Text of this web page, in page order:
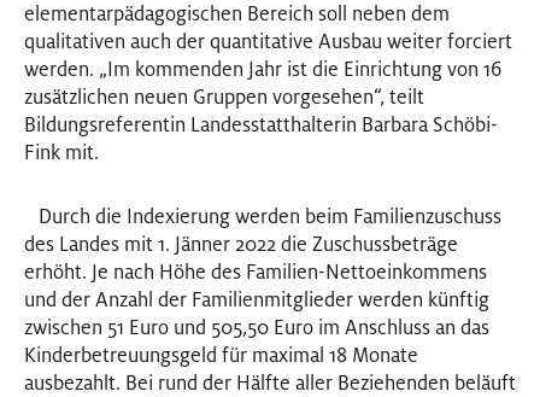
elementarpädagogischen Bereich soll neben dem
qualitativen auch der quantitative Ausbau weiter forciert
werden. „Im kommenden Jahr ist die Einrichtung von 16
zusätzlichen neuen Gruppen vorgesehen“, teilt
Bildungsreferentin Landesstatthalterin Barbara Schöbi-
Fink mit.
Durch die Indexierung werden beim Familienzuschuss
des Landes mit 1. Jänner 2022 die Zuschussbeträge
erhöht. Je nach Höhe des Familien-Nettoeinkommens
und der Anzahl der Familienmitglieder werden künftig
zwischen 51 Euro und 505,50 Euro im Anschluss an das
Kinderbetreuungsgeld für maximal 18 Monate
ausbezahlt. Bei rund der Hälfte aller Beziehenden beläuft